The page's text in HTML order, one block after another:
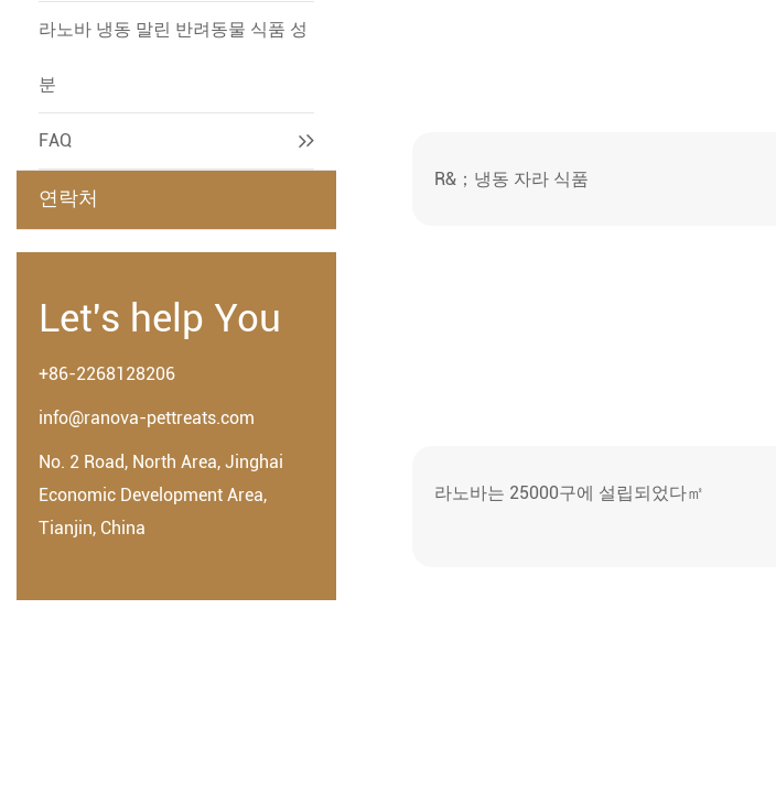
라노바 냉동 말린 반려동물 식품 성
분
FAQ
연락처
Let's help You
+86-2268128206
info@ranova-pettreats.com
No. 2 Road, North Area, Jinghai
Economic Development Area,
Tianjin, China
R&；냉동 자라 식품
라노바는 25000구에 설립되었다㎡